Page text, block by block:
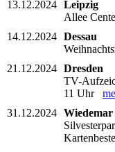
13.12.2024 Leipzig
Allee
14.12.2024 Dessau
21.12.2024 Dresden
TV-
11 Uhr
31.12.2024